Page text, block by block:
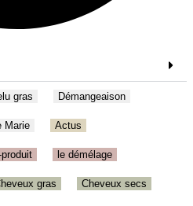
gras Démangeaison
Marie Actus
le démélage
gras Cheveux secs